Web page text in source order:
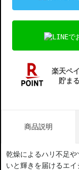
商品説明
乾燥によるハリ不足
いと輝きを届けるエ